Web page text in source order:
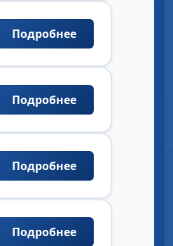
Подробнее
Подробнее
Подробнее
Подробнее